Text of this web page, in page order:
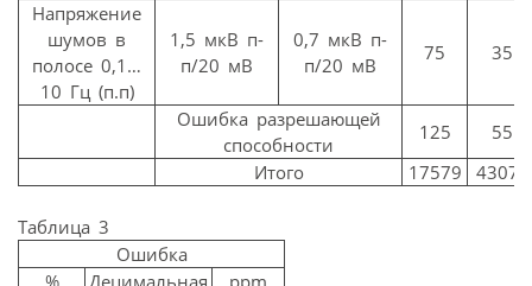
Напряжение
шумов в
полосе 0,1…
10 Гц (п.п)
1,5 мкВ п-
п/20 мВ
0,7 мкВ п-
п/20 мВ
75 35
Ошибка разрешающей
способности
125
55
Итого
17579 43075
Таблица 3
Ошибка
%
Децимальная ppm